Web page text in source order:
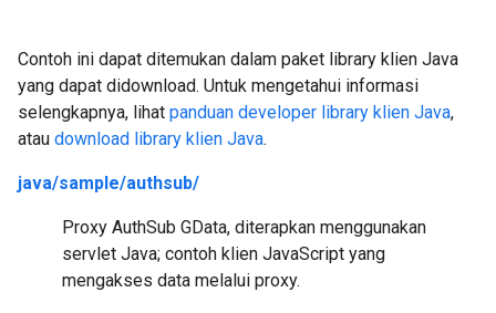
Contoh ini dapat ditemukan dalam paket library klien Java
yang dapat didownload. Untuk mengetahui informasi
selengkapnya, lihat panduan developer library klien Java,
atau download library klien Java.
java/sample/authsub/
Proxy AuthSub GData, diterapkan menggunakan
servlet Java; contoh klien JavaScript yang
mengakses data melalui proxy.